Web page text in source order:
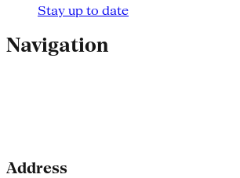
Stay up to date
Navigation
Address